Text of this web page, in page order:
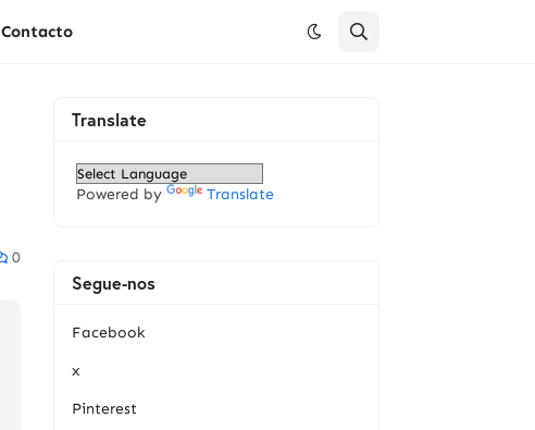
Contacto
0
Translate
Powered by Translate
Segue-nos
Facebook
x
Pinterest